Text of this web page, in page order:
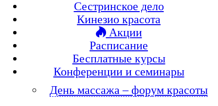
Сестринское дело
Кинезио красота
Акции
Расписание
Бесплатные курсы
Конференции и семинары
День массажа – форум красоты